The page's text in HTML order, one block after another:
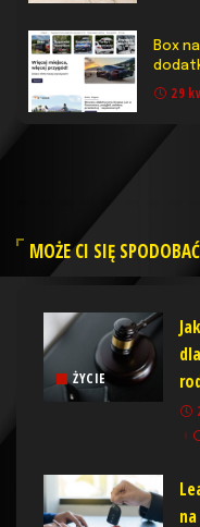
Box
29
MOŻE CI SIĘ
ŻYCIE